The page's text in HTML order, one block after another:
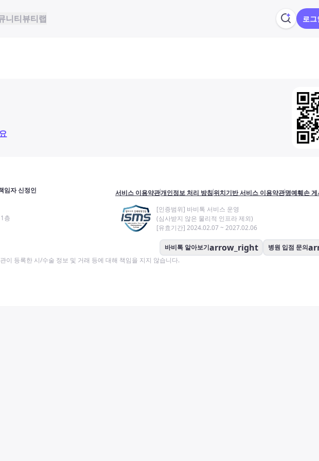
니티뷰티랩 로
임자 신정인
층
서비스 이용약관개인정보 처리 방침위치기반 서비스 이용약관명예훼손
[인증범위] 바비톡 서비스 운영
(심사받지 않은 물리적 인프라 제외)
[유효기간] 2024.02.07 ~ 2027.02.06
바비톡 알아보기arrow_right 병원 입점 문의
이 등록한 시/수술 정보 및 거래 등에 대해 책임을 지지 않습니다.